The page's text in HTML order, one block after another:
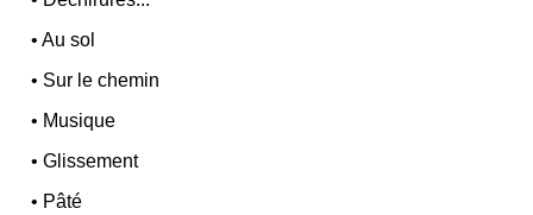
•Au sol
• Sur le chemin
• Musique
•Glissement
• Pâté